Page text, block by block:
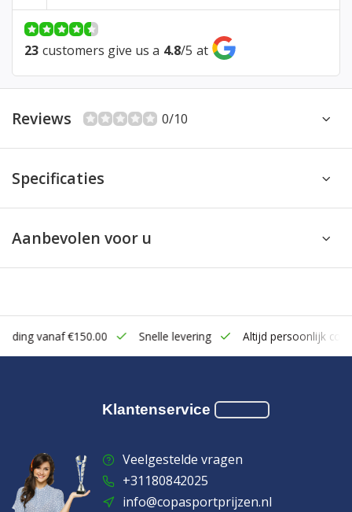
23 customers give us a 4.8/5 at
Reviews 0/10
Specificaties
Aanbevolen voor u
vanaf €150.00 Snelle levering Altijd persoonlijk
Klantenservice
Veelgestelde vragen
+31180842025
info@copasportprijzen.nl